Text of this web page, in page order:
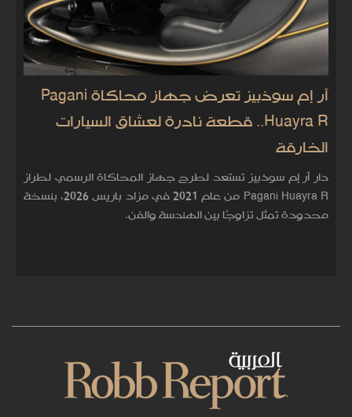
آر إم سوذبيز تعرض جهاز محاكاة Pagani
Huayra R.. قطعة نادرة لعشاق السيارات
الخارقة
دار آر إم سوذبيز تستعد لطرح جهاز المحاكاة الرسمي لطراز
Pagani Huayra R من عام 2021 في مزاد باريس 2026، بنسخة
محدودة تمثل تزاوجًا بين الهندسة والفن.